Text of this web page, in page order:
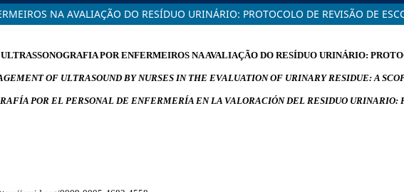
NA AVALIAÇÃO DO RESÍDUO URINÁRIO: PROTOCOLO DE REVISÃO DE